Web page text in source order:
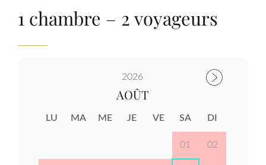
Contact
1 chambre – 2 voyageurs
2026
AOÛT
LU MA ME JE VE SA DI
01 02